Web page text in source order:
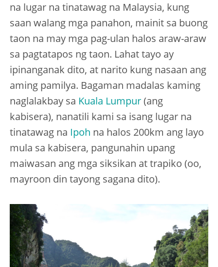
na lugar na tinatawag na Malaysia, kung
saan walang mga panahon, mainit sa buong
taon na may mga pag-ulan halos araw-araw
sa pagtatapos ng taon. Lahat tayo ay
ipinanganak dito, at narito kung nasaan ang
aming pamilya. Bagaman madalas kaming
naglalakbay sa Kuala Lumpur(ang
kabisera), nanatili kami sa isang lugar na
tinatawag na Ipoh na halos 200km ang layo
mula sa kabisera, pangunahin upang
maiwasan ang mga siksikan at trapiko (oo,
mayroon din tayong sagana dito).